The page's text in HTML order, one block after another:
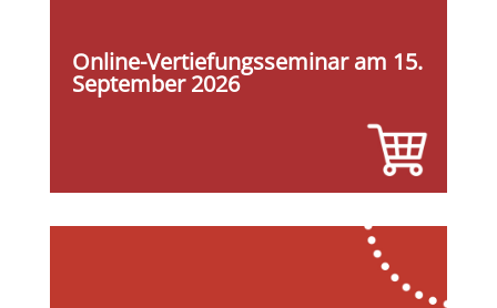
Online-Vertiefungsseminar am 15.
September 2026